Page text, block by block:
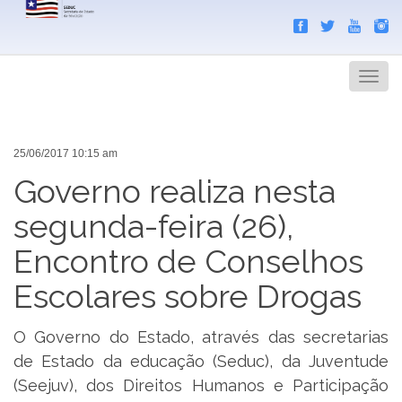
Menu
25/06/2017 10:15 am
Governo realiza nesta
segunda-feira (26),
Encontro de Conselhos
Escolares sobre Drogas
O Governo do Estado, através das secretarias
de Estado da educação (Seduc), da Juventude
(Seejuv), dos Direitos Humanos e Participação